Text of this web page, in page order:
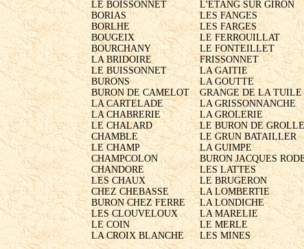
LE BOISSONNET
BORIAS
BORLHE
BOUGEIX
BOURCHANY
LA BRIDOIRE
LE BUISSONNET
BURONS
BURON DE CAMELOT
LA CARTELADE
LA CHABRERIE
LE CHALARD
CHAMBLE
LE CHAMP
CHAMPCOLON
CHANDORE
LES CHAUX
CHEZ CHEBASSE
BURON CHEZ FERRE
LES CLOUVELOUX
LE COIN
LA CROIX BLANCHE
L'ETANG SUR GIRON
LES FANGES
LES FARGES
LE FERROUILLAT
LE FONTEILLET
FRISSONNET
LA GAITIE
LA GOUTTE
GRANGE DE LA TUILE
LA GRISSONNANCHE
LA GROLERIE
LE BURON DE GROLLE
LE GRUN BATAILLER
LA GUIMPE
BURON JACQUES
LES LATTES
LE BRUGERON
LA LOMBERTIE
LA LONDICHE
LA MARELIE
LE MERLE
LES MINES